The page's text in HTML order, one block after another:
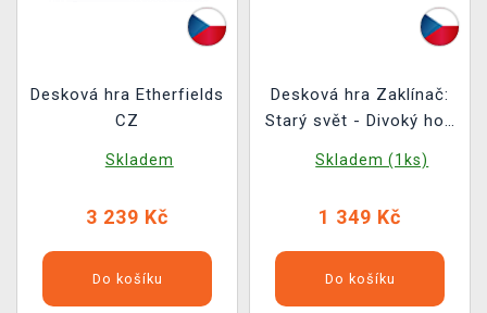
Desková hra Etherfields
CZ
Skladem
3 239 Kč
Do košíku
Desková hra Zaklínač:
Starý svět - Divoký hon
Skladem (1ks)
1 349 Kč
Do košíku